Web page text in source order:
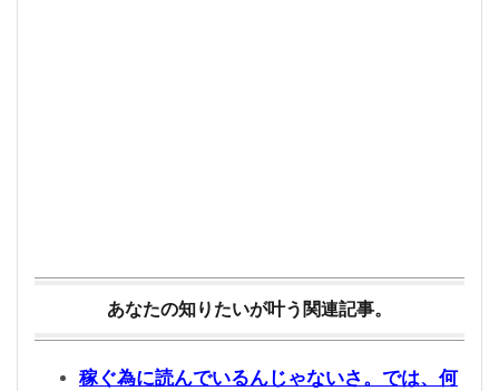
あなたの知りたいが叶う関連記事。
稼ぐ為に読んでいるんじゃないさ。では、何